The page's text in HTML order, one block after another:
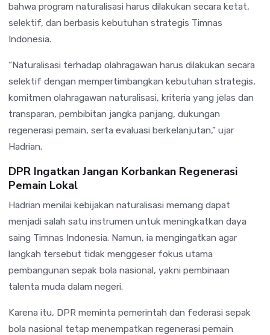
bahwa program naturalisasi harus dilakukan secara ketat,
selektif, dan berbasis kebutuhan strategis Timnas
Indonesia.
“Naturalisasi terhadap olahragawan harus dilakukan secara
selektif dengan mempertimbangkan kebutuhan strategis,
komitmen olahragawan naturalisasi, kriteria yang jelas dan
transparan, pembibitan jangka panjang, dukungan
regenerasi pemain, serta evaluasi berkelanjutan,” ujar
Hadrian.
DPR Ingatkan Jangan Korbankan Regenerasi
Pemain Lokal
Hadrian menilai kebijakan naturalisasi memang dapat
menjadi salah satu instrumen untuk meningkatkan daya
saing Timnas Indonesia. Namun, ia mengingatkan agar
langkah tersebut tidak menggeser fokus utama
pembangunan sepak bola nasional, yakni pembinaan
talenta muda dalam negeri.
Karena itu, DPR meminta pemerintah dan federasi sepak
bola nasional tetap menempatkan regenerasi pemain